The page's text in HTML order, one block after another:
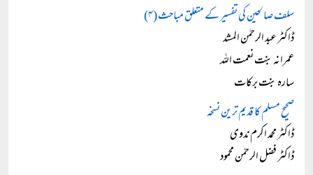
سلف صالحین کی تفسیر کے متعلق مباحث (۴)
ڈاکٹر عبد الرحمٰن المشد
عمرانہ بنت نعمت اللہ
سارہ بنت برکات
صحیح مسلم کا قدیم ترین نسخہ
ڈاکٹر محمد اکرم ندوی
ڈاکٹر فضل الرحمٰن محمود